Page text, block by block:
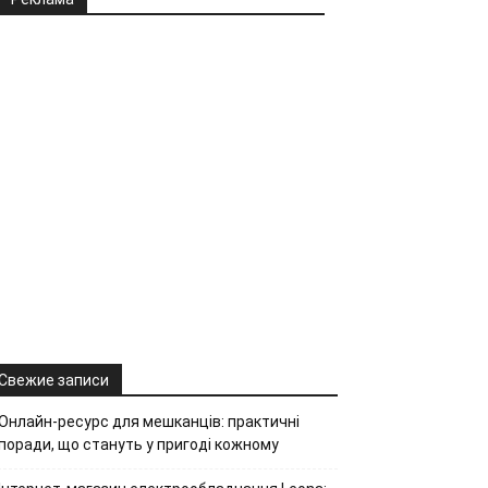
записи
ресурс для мешканців: практичні
що стануть у пригоді кожному